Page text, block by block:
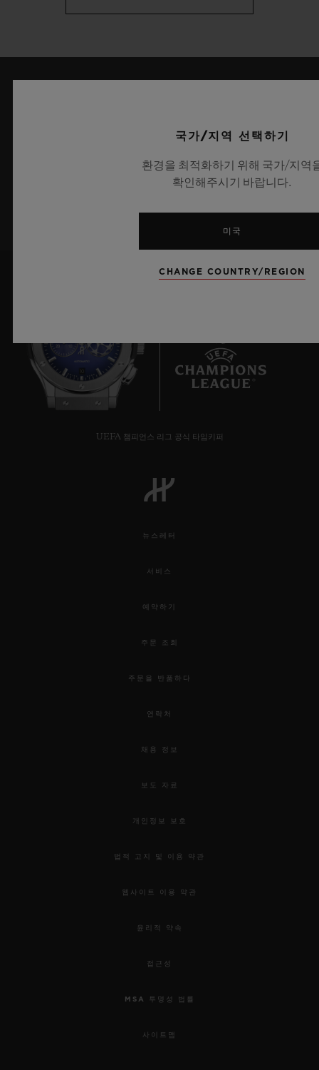
최신 위블로 뉴스를 업데이트 받겠습니다.
가입하기
UEFA 챔피언스 리그 공식 타임키퍼
뉴스레터
서비스
예약하기
주문 조회
주문을 반품하다
연락처
채용 정보
보도 자료
개인정보 보호
법적 고지 및 이용 약관
웹사이트 이용 약관
윤리적 약속
접근성
MSA 투명성 법률
사이트맵
국가/지역 선택하기
환경을 최적화하기 위해 국가/지역
확인해주시기 바랍니다.
미국
CHANGE COUNTRY/REGION